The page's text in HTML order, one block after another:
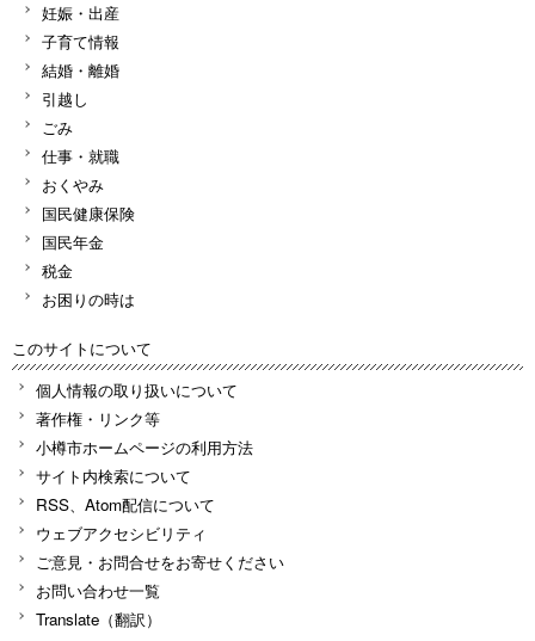
妊娠・出産
子育て情報
結婚・離婚
引越し
ごみ
仕事・就職
おくやみ
国民健康保険
国民年金
税金
お困りの時は
このサイトについて
個人情報の取り扱いについて
著作権・リンク等
小樽市ホームページの利用方法
サイト内検索について
RSS、Atom配信について
ウェブアクセシビリティ
ご意見・お問合せをお寄せください
お問い合わせ一覧
Translate（翻訳）